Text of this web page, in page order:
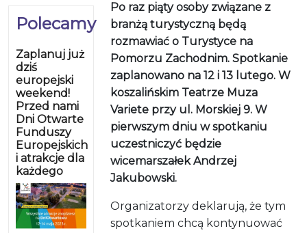
Polecamy
Zaplanuj już
dziś
europejski
weekend!
Przed nami
Dni Otwarte
Funduszy
Europejskich
i atrakcje dla
każdego
Po raz piąty osoby związane z
branżą turystyczną będą
rozmawiać o Turystyce na
Pomorzu Zachodnim. Spotkanie
zaplanowano na 12 i 13 lutego. W
koszalińskim Teatrze Muza
Variete przy ul. Morskiej 9. W
pierwszym dniu w spotkaniu
uczestniczyć będzie
wicemarszałek Andrzej
Jakubowski.
Organizatorzy deklarują, że tym
spotkaniem chcą kontynuować